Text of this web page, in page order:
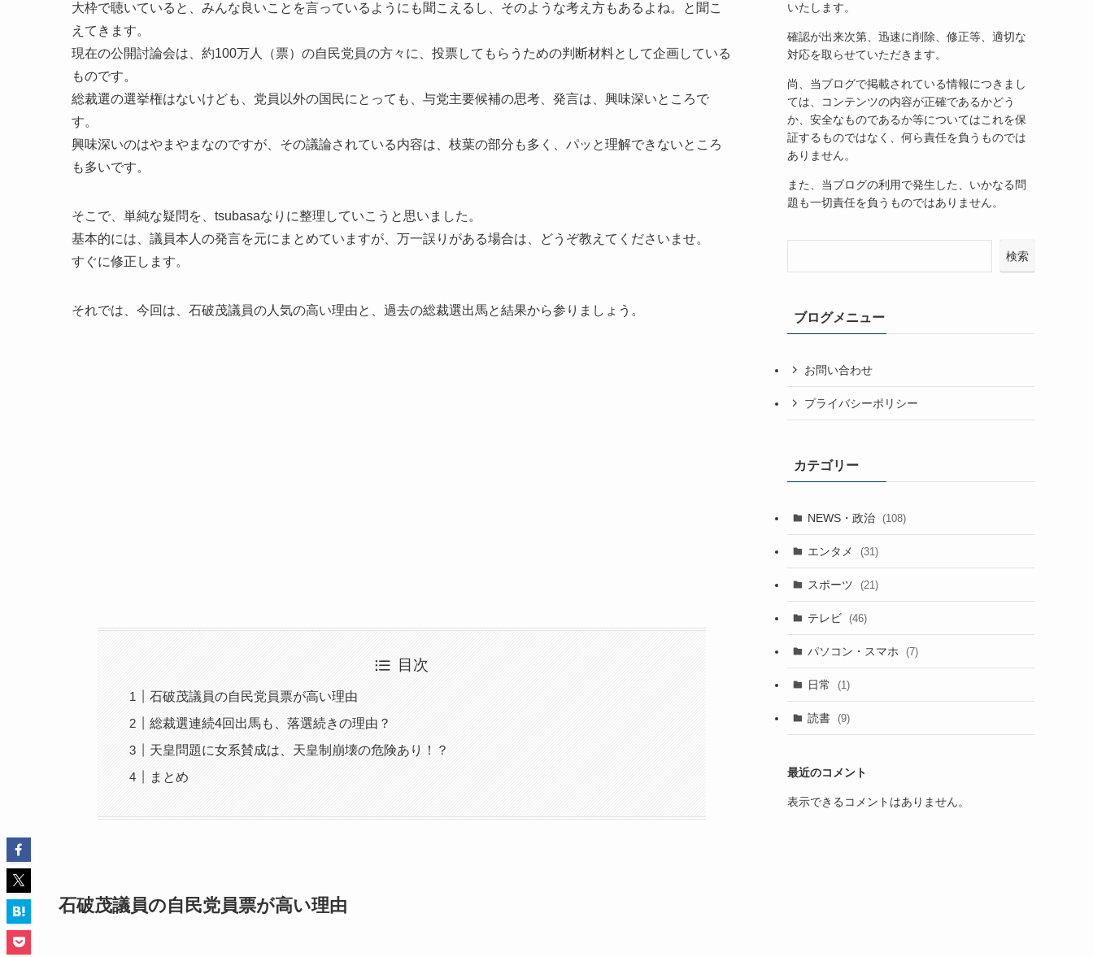
大枠で聴いていると、みんな良いことを言っているようにも聞こえるし、そのような考え方もあるよね。と聞こ
えてきます。
現在の公開討論会は、約100万人（票）の自民党員の方々に、投票してもらうための判断材料として企画している
ものです。
総裁選の選挙権はないけども、党員以外の国民にとっても、与党主要候補の思考、発言は、興味深いところで
す。
興味深いのはやまやまなのですが、その議論されている内容は、枝葉の部分も多く、パッと理解できないところ
も多いです。
そこで、単純な疑問を、tsubasaなりに整理していこうと思いました。
基本的には、議員本人の発言を元にまとめていますが、万一誤りがある場合は、どうぞ教えてくださいませ。
すぐに修正します。
それでは、今回は、石破茂議員の人気の高い理由と、過去の総裁選出馬と結果から参りましょう。
目次
石破茂議員の自民党員票が高い理由
総裁選連続4回出馬も、落選続きの理由？
天皇問題に女系賛成は、天皇制崩壊の危険あり！？
まとめ
石破茂議員の自民党員票が高い理由
いたします。
確認が出来次第、迅速に削除、修正等、適切な
対応を取らせていただきます。
尚、当ブログで掲載されている情報につきまし
ては、コンテンツの内容が正確であるかどう
か、安全なものであるか等についてはこれを保
証するものではなく、何ら責任を負うものでは
ありません。
また、当ブログの利用で発生した、いかなる問
題も一切責任を負うものではありません。
検索
ブログメニュー
お問い合わせ
プライバシーポリシー
カテゴリー
NEWS・政治 (108)
エンタメ (31)
スポーツ (21)
テレビ (46)
パソコン・スマホ (7)
日常 (1)
読書 (9)
最近のコメント
表示できるコメントはありません。